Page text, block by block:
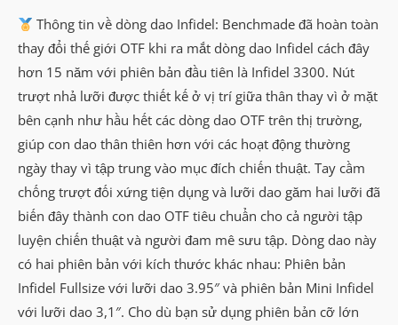
Thông tin về dòng dao Infidel: Benchmade đã hoàn toàn
thay đổi thế giới OTF khi ra mắt dòng dao Infidel cách đây
hơn 15 năm với phiên bản đầu tiên là Infidel 3300. Nút
trượt nhả lưỡi được thiết kế ở vị trí giữa thân thay vì ở mặt
bên cạnh như hầu hết các dòng dao OTF trên thị trường,
giúp con dao thân thiên hơn với các hoạt động thường
ngày thay vì tập trung vào mục đích chiến thuật. Tay cầm
chống trượt đối xứng tiện dụng và lưỡi dao găm hai lưỡi đã
biến đây thành con dao OTF tiêu chuẩn cho cả người tập
luyện chiến thuật và người đam mê sưu tập. Dòng dao này
có hai phiên bản với kích thước khác nhau: Phiên bản
Infidel Fullsize với lưỡi dao 3.95″ và phiên bản Mini Infidel
với lưỡi dao 3,1″. Cho dù bạn sử dụng phiên bản cỡ lớn